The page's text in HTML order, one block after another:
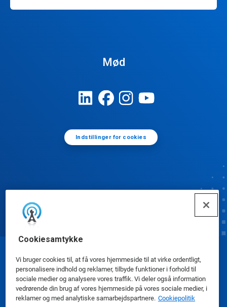
Cookiesamtykke
Vi bruger cookies til, at få vores hjemmeside til at virke ordentligt,
personalisere indhold og reklamer, tilbyde funktioner i forhold til
sociale medier og analysere vores traffik. Vi deler også information
vedrørende din brug af vores hjemmeside på vores sociale medier, i
reklamer og med analytiske samarbejdspartnere. Cookiepolitik
Mød
Indstillinger for cookies
© Ecolab Inc. 2025
Sikkerhedsdatablade|Privatlivspolitik|Betingelser
for brug